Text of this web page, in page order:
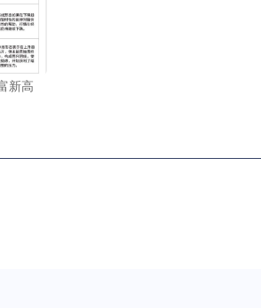
新高